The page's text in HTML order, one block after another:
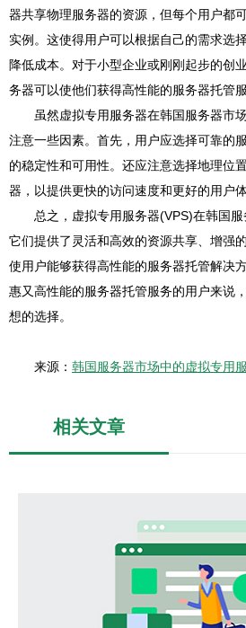
器共享物理服务器的资源，但每个用户都
实例。这使得用户可以根据自己的需求选
降低成本。对于小型企业或刚刚起步的创
务器可以使他们获得高性能的服务器托管
虽然虚拟专用服务器在韩国服务器市
注意一些因素。首先，用户应选择可靠的
的稳定性和可用性。还应注意选择地理位
器，以提供更快的访问速度和更好的用户体
总之，虚拟专用服务器(VPS)在韩国服
它们提供了灵活和高效的资源共享、增强
使用户能够获得高性能的服务器托管解决
惠又高性能的服务器托管服务的用户来说
想的选择。
来源： 韩国服务器市场中的虚拟专用
相关文章